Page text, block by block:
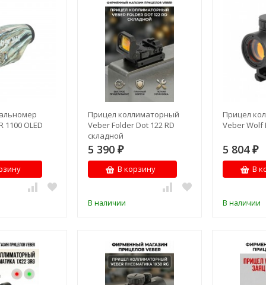
1100 OLED
Прицел коллиматорный
Veber Folder Dot 122 RD
складной
5 390 ₽
В корзину
В наличии
Прицел
Veber Wolf
5 804 ₽
В
В наличии